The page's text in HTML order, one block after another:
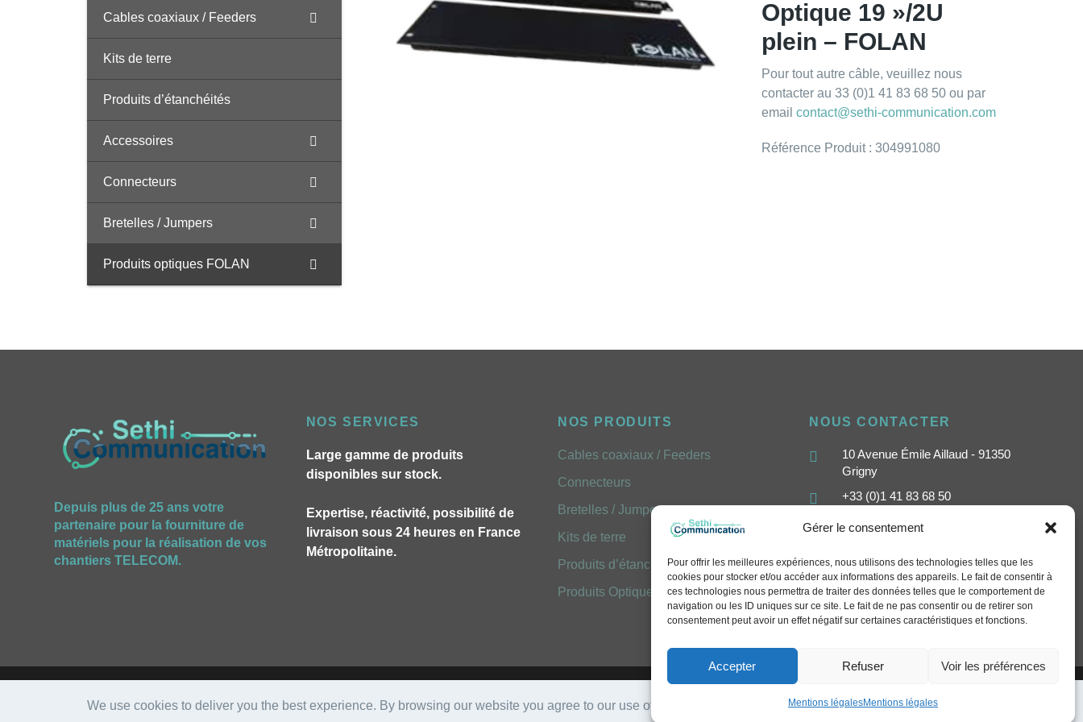
Gérer le consentement
Pour offrir les meilleures expériences, nous utilisons des technologies telles que les
cookies pour stocker et/ou accéder aux informations des appareils. Le fait de consentir à
ces technologies nous permettra de traiter des données telles que le comportement de
navigation ou les ID uniques sur ce site. Le fait de ne pas consentir ou de retirer son
consentement peut avoir un effet négatif sur certaines caractéristiques et fonctions.
Accepter Refuser Voir les préférences
Mentions légalesMentions légales
Optique 19 »/2U
plein – FOLAN
Pour tout autre câble, veuillez nous
contacter au 33 (0)1 41 83 68 50 ou par
email contact@sethi-communication.com
Référence Produit : 304991080
Cables coaxiaux / Feeders
Kits de terre
Produits d’étanchéités
Accessoires
Connecteurs
Bretelles / Jumpers
Produits optiques FOLAN
We use cookies to deliver you the best experience. By browsing our website you agree to our use of cookies.
Depuis plus de 25 ans votre
partenaire pour la fourniture de
matériels pour la réalisation de vos
chantiers TELECOM.
NOS SERVICES
Large gamme de produits
disponibles sur stock.
Expertise, réactivité, possibilité de
livraison sous 24 heures en France
Métropolitaine.
NOS PRODUITS
Cables coaxiaux / Feeders
Connecteurs
Bretelles / Jumpers
Kits de terre
Produits d’étancheites
Produits Optiques FOLAN
NOUS CONTACTER
10 Avenue Émile Aillaud - 91350
Grigny
+33 (0)1 41 83 68 50
Mentions légales - Réalisation